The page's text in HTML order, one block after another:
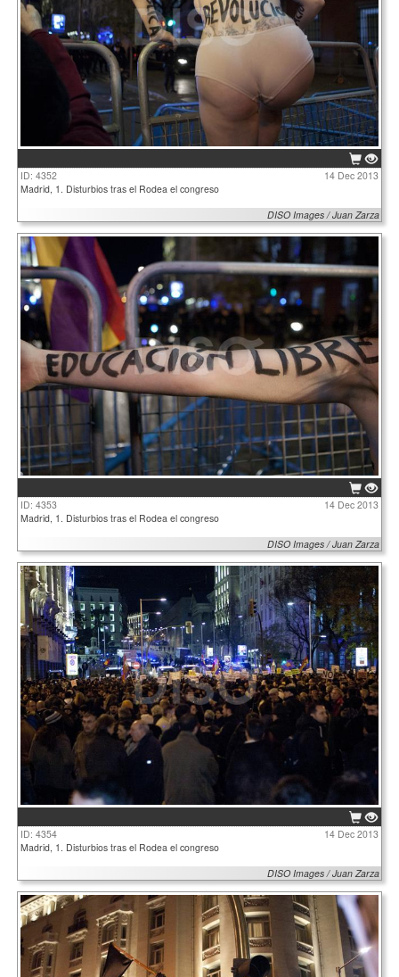
ID: 4352
14 Dec 2013
Madrid, 1. Disturbios tras el Rodea el congreso
DISO Images / Juan Zarza
ID: 4353
14 Dec 2013
Madrid, 1. Disturbios tras el Rodea el congreso
DISO Images / Juan Zarza
ID: 4354
14 Dec 2013
Madrid, 1. Disturbios tras el Rodea el congreso
DISO Images / Juan Zarza